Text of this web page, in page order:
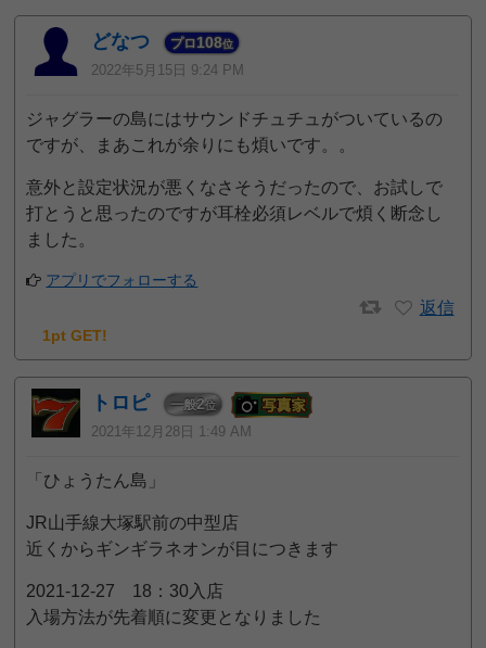
どなつ プロ108位
2022年5月15日 9:24 PM
ジャグラーの島にはサウンドチュチュがついているの
ですが、まあこれが余りにも煩いです。。
意外と設定状況が悪くなさそうだったので、お試しで
打とうと思ったのですが耳栓必須レベルで煩く断念し
ました。
アプリでフォローする
返信
1pt GET!
トロピ 一般2位
2021年12月28日 1:49 AM
「ひょうたん島」
JR山手線大塚駅前の中型店
近くからギンギラネオンが目につきます
2021-12-27 18：30入店
入場方法が先着順に変更となりました